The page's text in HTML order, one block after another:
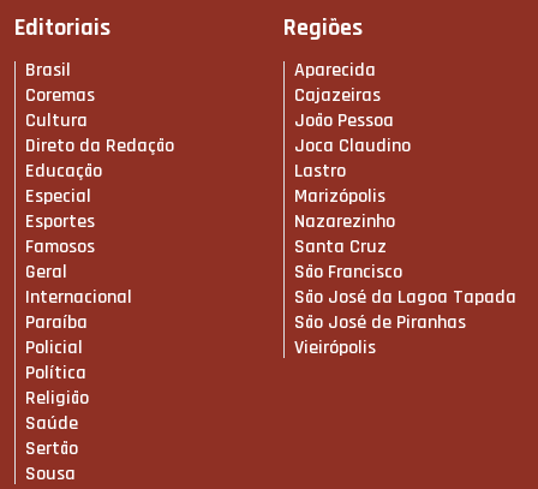
Editoriais
Brasil
Coremas
Cultura
Direto da Redação
Educação
Especial
Esportes
Famosos
Geral
Internacional
Paraíba
Policial
Política
Religião
Saúde
Sertão
Sousa
Regiões
Aparecida
Cajazeiras
João Pessoa
Joca Claudino
Lastro
Marizópolis
Nazarezinho
Santa Cruz
São Francisco
São José da Lagoa Tapada
São José de Piranhas
Vieirópolis